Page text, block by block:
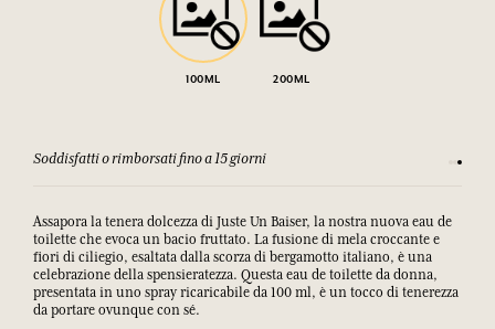
100ML 200ML
Soddisfatti o rimborsati fino a 15 giorni Ogni
Assapora la tenera dolcezza di Juste Un Baiser, la nostra nuova eau de
toilette che evoca un bacio fruttato. La fusione di mela croccante e
fiori di ciliegio, esaltata dalla scorza di bergamotto italiano, è una
celebrazione della spensieratezza. Questa eau de toilette da donna,
presentata in uno spray ricaricabile da 100 ml, è un tocco di tenerezza
da portare ovunque con sé.